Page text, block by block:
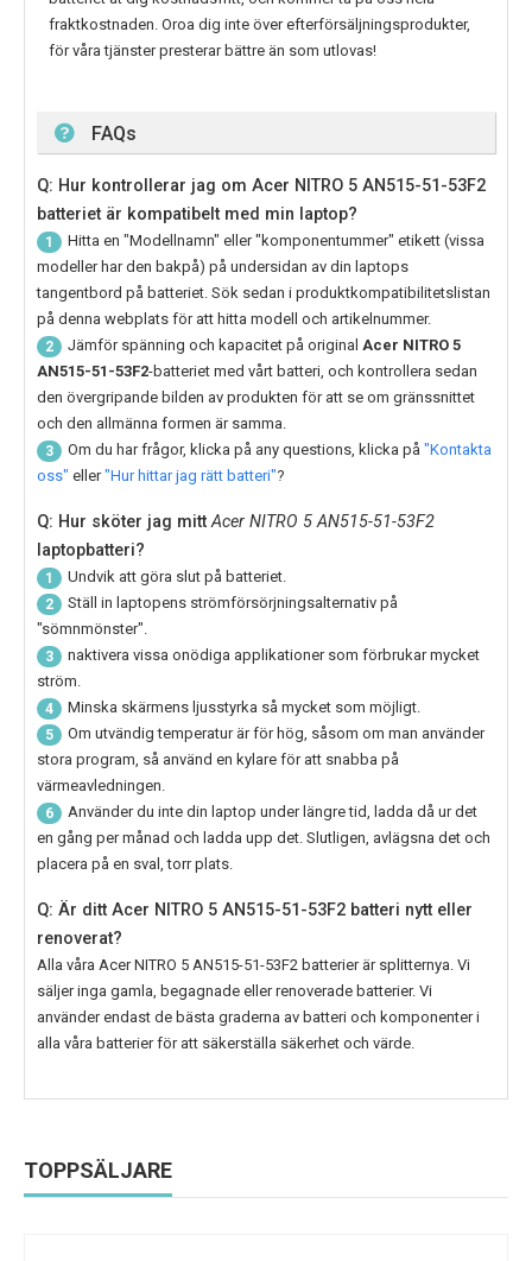
fraktkostnaden. Oroa dig inte över efterförsäljningsprodukter,
för våra tjänster presterar bättre än som utlovas!
FAQs
Q: Hur kontrollerar jag om Acer NITRO 5 AN515-51-53F2
batteriet är kompatibelt med min laptop?
1
Hitta en "Modellnamn" eller "komponentummer" etikett (vissa
modeller har den bakpå) på undersidan av din laptops
tangentbord på batteriet. Sök sedan i produktkompatibilitetslistan
på denna webplats för att hitta modell och artikelnummer.
2 Jämför spänning och kapacitet på original Acer NITRO 5
AN515-51-53F2-batteriet med vårt batteri, och kontrollera sedan
den övergripande bilden av produkten för att se om gränssnittet
och den allmänna formen är samma.
3 Om du har frågor, klicka på any questions, klicka på "Kontakta
oss" eller"Hur hittar jag rätt batteri"?
Q: Hur sköter jag mittAcer NITRO 5 AN515-51-53F2
laptopbatteri?
1 Undvik att göra slut på batteriet.
2
Ställ in laptopens strömförsörjningsalternativ på
"sömnmönster".
3
naktivera vissa onödiga applikationer som förbrukar mycket
ström.
4 Minska skärmens ljusstyrka så mycket som möjligt.
5
Om utvändig temperatur är för hög, såsom om man använder
stora program, så använd en kylare för att snabba på
värmeavledningen.
6
Använder du inte din laptop under längre tid, ladda då ur det
en gång per månad och ladda upp det. Slutligen, avlägsna det och
placera på en sval, torr plats.
Q: Är ditt Acer NITRO 5 AN515-51-53F2 batteri nytt eller
renoverat?
Alla våra Acer NITRO 5 AN515-51-53F2 batterier är splitternya. Vi
säljer inga gamla, begagnade eller renoverade batterier. Vi
använder endast de bästa graderna av batteri och komponenter i
alla våra batterier för att säkerställa säkerhet och värde.
TOPPSÄLJARE